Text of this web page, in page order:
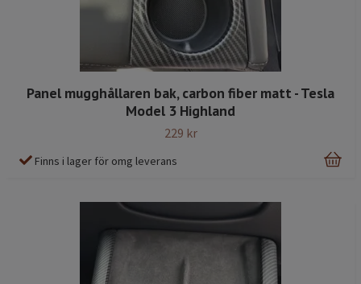
Panel mugghållaren bak, carbon fiber matt - Tesla
Model 3 Highland
229 kr
Finns i lager för omg leverans